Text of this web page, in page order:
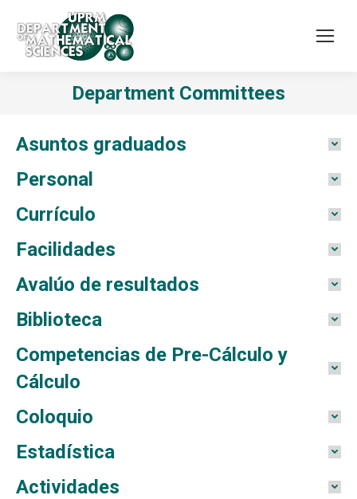
Department Committees
Asuntos graduados
Personal
Currículo
Facilidades
Avalúo de resultados
Biblioteca
Competencias de Pre-Cálculo y
Cálculo
Coloquio
Estadística
Actividades